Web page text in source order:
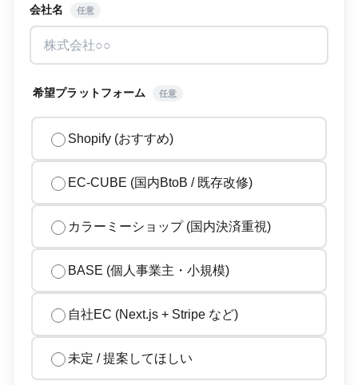
会社名 任意
希望プラットフォーム 任意
Shopify (おすすめ)
EC-CUBE (国内BtoB / 既存改修)
カラーミーショップ (国内決済重視)
BASE (個人事業主・小規模)
自社EC (Next.js + Stripe など)
未定 / 提案してほしい